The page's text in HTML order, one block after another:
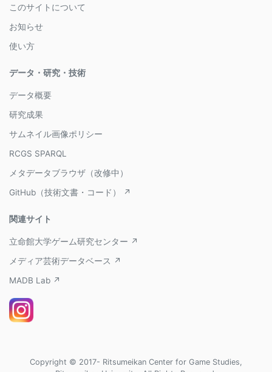
このサイトについて
お知らせ
使い方
データ・研究・技術
データ概要
研究成果
サムネイル画像ポリシー
RCGS SPARQL
メタデータブラウザ（改修中）
GitHub（技術文書・コード） ↗
関連サイト
立命館大学ゲーム研究センター ↗
メディア芸術データベース ↗
MADB Lab ↗
Copyright © 2017- Ritsumeikan Center for Game Studies,